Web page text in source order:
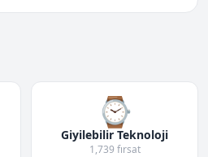
⌚
Giyilebilir Teknoloji
1,739 fırsat